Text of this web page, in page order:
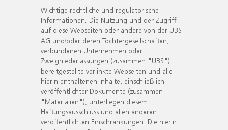
Wichtige rechtliche und regulatorische
Informationen. Die Nutzung und der Zugriff
auf diese Webseiten oder andere von der UBS
AG und/oder deren Tochtergesellschaften,
verbundenen Unternehmen oder
Zweigniederlassungen (zusammen "UBS")
bereitgestellte verlinkte Webseiten und alle
hierin enthaltenen Inhalte, einschließlich
veröffentlichter Dokumente (zusammen
"Materialien"), unterliegen diesem
Haftungsausschluss und allen anderen
veröffentlichten Einschränkungen. Die hierin